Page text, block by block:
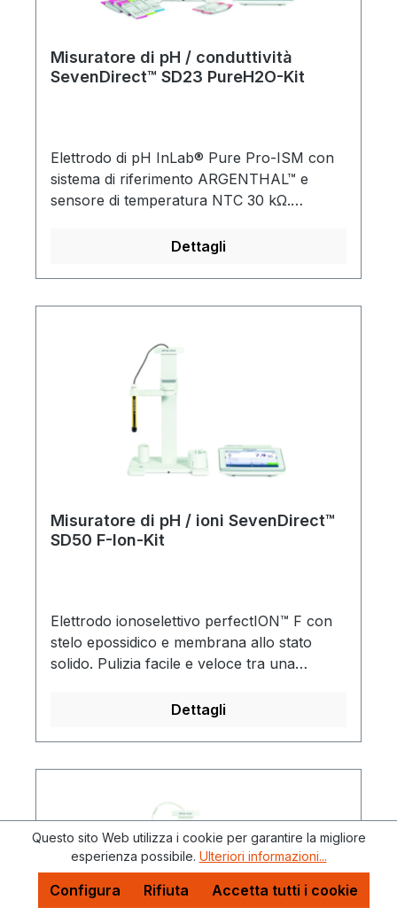
Misuratore di pH / conduttività
SevenDirect™ SD23 PureH2O-Kit
Elettrodo di pH InLab® Pure Pro-ISM con
sistema di riferimento ARGENTHAL™ e
sensore di temperatura NTC 30 kΩ.
campioni con una bassa concentrazione di
temperatura NTC 30 kΩ. La cella di misura
adatta per la misurazione di campioni con
bassa conducibilità.Lafornitura comprende:
misuratore di pH/conduttività SevenDirect™
SD23, braccio portaelettrodi EasyPlace™,
elettrodo di pH InLab® Pure Pro-ISM,
sensore di conducibilità InLab® 741-ISM, 3
x 2 bustine di tampone di calibrazione pH
standard di conducibilità 84 µS/cm,
coperchio protettivo, alimentatore, guida
Dettagli
Misuratore di pH / ioni SevenDirect™
SD50 F-Ion-Kit
Elettrodo ionoselettivo perfectION™ F con
stelo epossidico e membrana allo stato
solido. Pulizia facile e veloce tra una
Click & Clear™.Fornitura: misuratore di
ionoselettivo perfectION™ F, coperchio
Dettagli
Questo sito Web utilizza i cookie per garantire la migliore
esperienza possibile. Ulteriori informazioni...
Rifiuta
Configura Accetta tutti i cookie